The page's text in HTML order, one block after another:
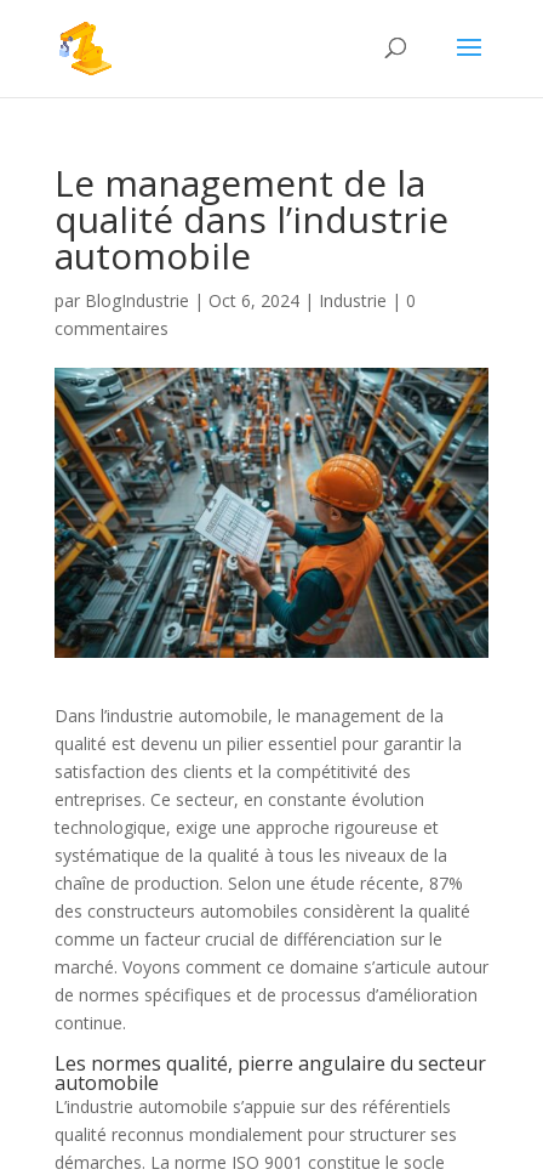
Le management de la
qualité dans l’industrie
automobile
par BlogIndustrie | Oct 6, 2024| Industrie | 0
commentaires
Dans l’industrie automobile, le management de la
qualité est devenu un pilier essentiel pour garantir la
satisfaction des clients et la compétitivité des
entreprises. Ce secteur, en constante évolution
technologique, exige une approche rigoureuse et
systématique de la qualité à tous les niveaux de la
chaîne de production. Selon une étude récente, 87%
des constructeurs automobiles considèrent la qualité
comme un facteur crucial de différenciation sur le
marché. Voyons comment ce domaine s’articule autour
de normes spécifiques et de processus d’amélioration
continue.
Les normes qualité, pierre angulaire du secteur
automobile
L’industrie automobile s’appuie sur des référentiels
qualité reconnus mondialement pour structurer ses
démarches. La norme ISO 9001 constitue le socle